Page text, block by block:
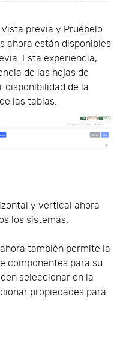
previa y Pruébelo
ahora están disponibles
Esta experiencia,
de las hojas de
disponibilidad de la
las tablas.
y vertical ahora
los sistemas.
también permite la
componentes para su
seleccionar en la
propiedades para